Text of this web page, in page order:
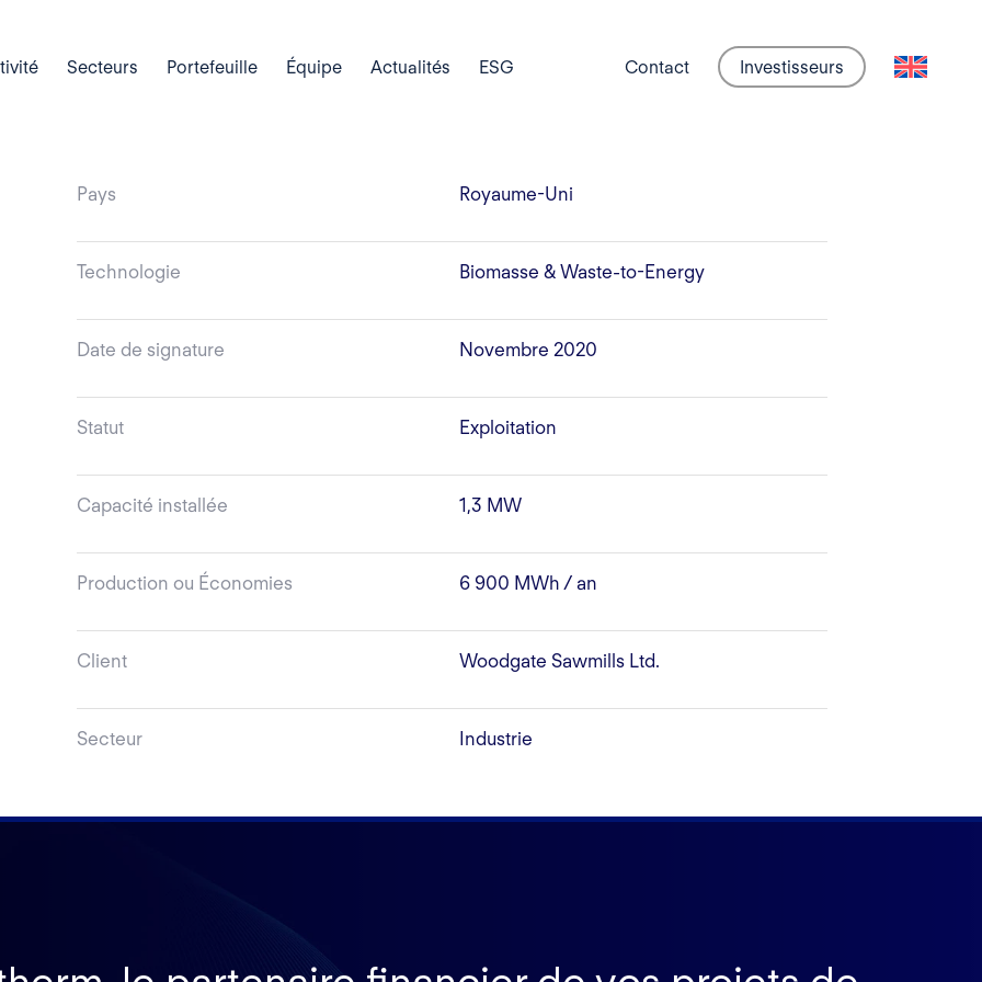
Secteurs Portefeuille Équipe Actualités ESG Contact Investisseurs
Pays Royaume-Uni
Technologie Biomasse & Waste-to-Energy
Date de signature Novembre 2020
Statut Exploitation
Capacité installée 1,3 MW
Production ou Économies 6 900 MWh / an
Client Woodgate Sawmills Ltd.
Secteur Industrie